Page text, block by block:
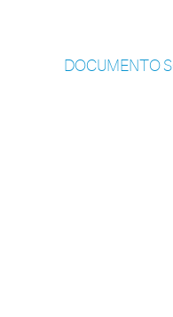
DOCUMENTO